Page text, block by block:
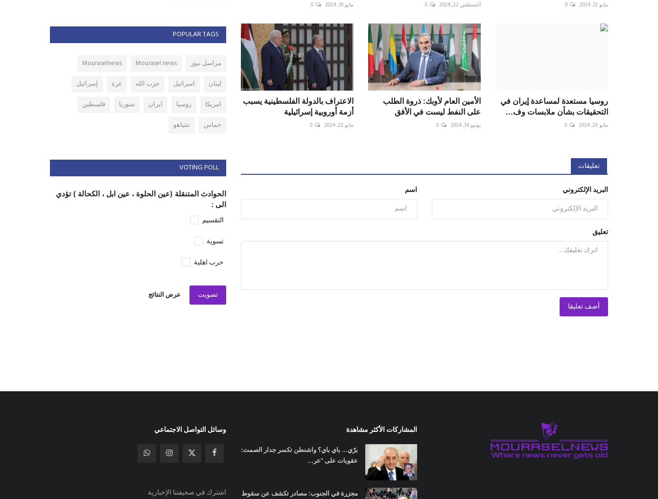
مايو 12, 2024 0 أغسطس 22, 2024 0 مايو 19, 2024 0
روسيا مستعدة لمساعدة إيران في
التحقيقات بشأن ملابسات وف...
مايو 20, 2024 0
الأمين العام لأوبك: ذروة الطلب
على النفط ليست في الأفق
يونيو 14, 2024 0
الاعتراف بالدولة الفلسطينية يسبب
أزمة أوروبية إسرائيلية
مايو 23, 2024 0
تعليقات
اسم البريد الإلكتروني
تعليق
أضف تعليقا
POPULAR TAGS
مراسل نيوز Mourasel news
Mouraselnews
لبنان
اسرائيل حزب الله غزة
إسرائيل
امريكا
روسيا ايران سوريا
فلسطين
حماس
نتنياهو
VOTING POLL
الحوادث المتنقلة (عين الحلوة ، عين ابل ، الكحالة ) تؤدي
الى :
التقسيم
تسوية
حرب اهلية
تصويت عرض النتائج
المشاركات الأكثر مشاهدة
برّي... باي باي؟ واشنطن تكسر جدار الصمت:
عقوبات على "عر...
مجزرة في الجنوب: مصادر تكشف عن سقوط
وسائل التواصل الاجتماعي
اشترك في صحيفتنا الإخبارية